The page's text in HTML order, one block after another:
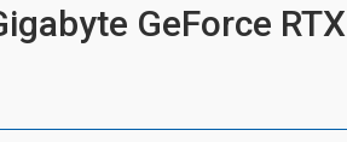
GeForce